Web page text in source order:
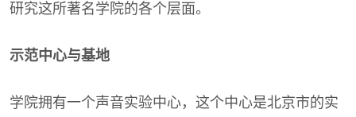
研究这所著名学院的各个层面。
示范中心与基地
学院拥有一个声音实验中心，这个中心是北京市的实